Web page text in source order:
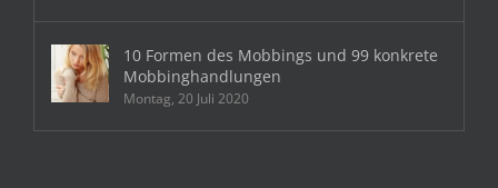
10 Formen des Mobbings und 99 konkrete
Mobbinghandlungen
Montag, 20 Juli 2020